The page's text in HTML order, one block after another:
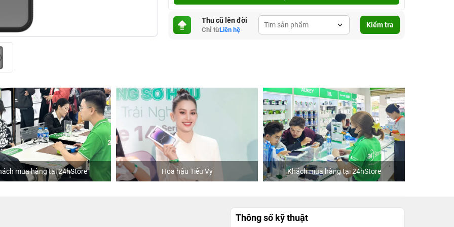
Thu cũ lên đời
Chỉ từLiên hệ
Kiểm tra
mua hàng tại 24hStore Hoa hậu Tiểu Vy Khách mua hàng tại 24hStore
Thông số kỹ thuật